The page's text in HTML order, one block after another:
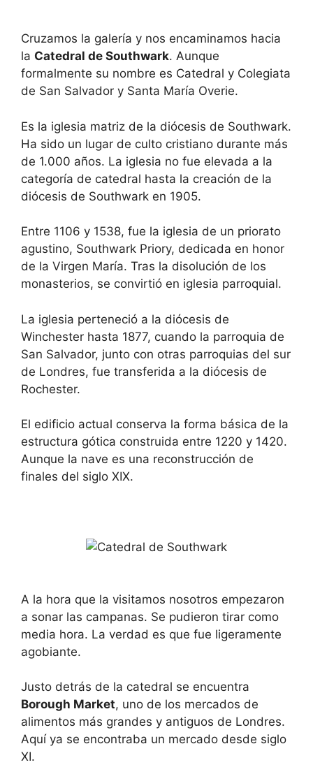
Cruzamos la galería y nos encaminamos hacia
la Catedral de Southwark. Aunque
formalmente su nombre es Catedral y Colegiata
de San Salvador y Santa María Overie.
Es la iglesia matriz de la diócesis de Southwark.
Ha sido un lugar de culto cristiano durante más
de 1.000 años. La iglesia no fue elevada a la
categoría de catedral hasta la creación de la
diócesis de Southwark en 1905.
Entre 1106 y 1538, fue la iglesia de un priorato
agustino, Southwark Priory, dedicada en honor
de la Virgen María. Tras la disolución de los
monasterios, se convirtió en iglesia parroquial.
La iglesia perteneció a la diócesis de
Winchester hasta 1877, cuando la parroquia de
San Salvador, junto con otras parroquias del sur
de Londres, fue transferida a la diócesis de
Rochester.
El edificio actual conserva la forma básica de la
estructura gótica construida entre 1220 y 1420.
Aunque la nave es una reconstrucción de
finales del siglo XIX.
A la hora que la visitamos nosotros empezaron
a sonar las campanas. Se pudieron tirar como
media hora. La verdad es que fue ligeramente
agobiante.
Justo detrás de la catedral se encuentra
Borough Market, uno de los mercados de
alimentos más grandes y antiguos de Londres.
Aquí ya se encontraba un mercado desde siglo
XI.